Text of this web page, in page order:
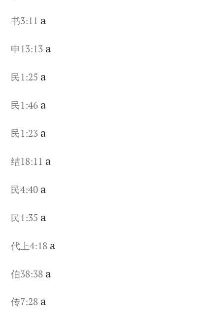
书3:11 a
申13:13 a
民1:25 a
民1:46 a
民1:23 a
结18:11 a
民4:40 a
民1:35 a
代上4:18 a
伯38:38 a
传7:28 a